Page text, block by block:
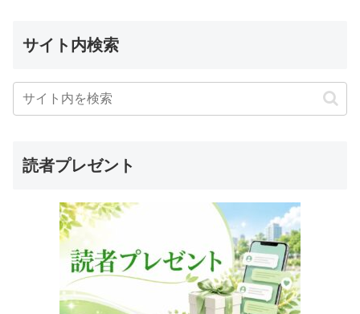
サイト内検索
読者プレゼント